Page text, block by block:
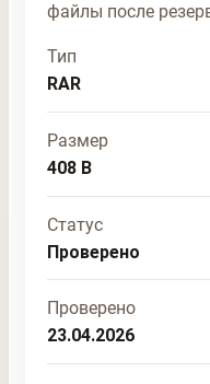
файлы после
Тип
RAR
Размер
408 B
Статус
Проверено
Проверено
23.04.2026